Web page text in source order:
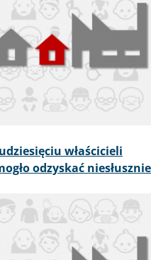
właścicieli
odzyskać niesłusznie